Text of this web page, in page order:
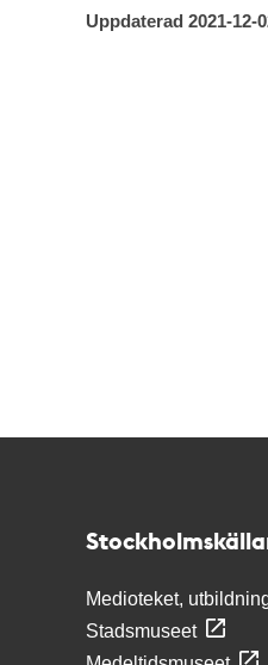
Uppdaterad 2021-12-
Medioteket,
Stadsmuseet